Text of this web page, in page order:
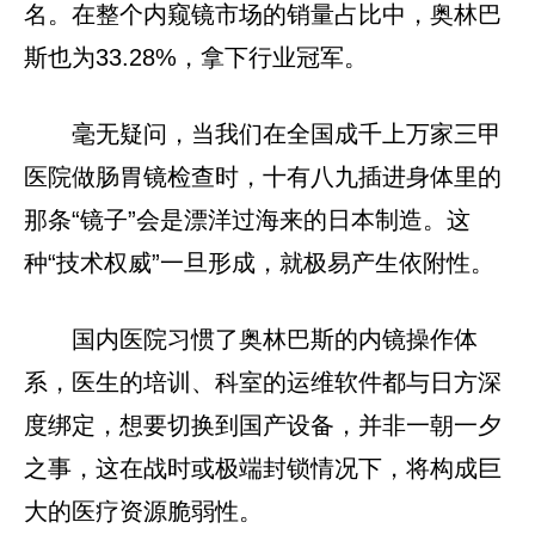
名。在整个内窥镜市场的销量占比中，奥林巴
斯也为33.28%，拿下行业冠军。
毫无疑问，当我们在全国成千上万家三甲
医院做肠胃镜检查时，十有八九插进身体里的
那条“镜子”会是漂洋过海来的日本制造。这
种“技术权威”一旦形成，就极易产生依附性。
国内医院习惯了奥林巴斯的内镜操作体
系，医生的培训、科室的运维软件都与日方深
度绑定，想要切换到国产设备，并非一朝一夕
之事，这在战时或极端封锁情况下，将构成巨
大的医疗资源脆弱性。